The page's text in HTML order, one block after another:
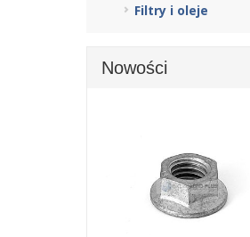
Filtry i oleje
Nowości